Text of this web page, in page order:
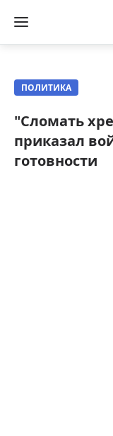
ПОЛИТИКА
"Сломать
приказал
готовности